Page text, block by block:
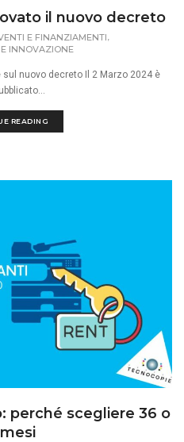
il nuovo decreto
E FINANZIAMENTI,
INNOVAZIONE
nuovo decreto Il 2 Marzo 2024 è
READING
perché scegliere 36 o